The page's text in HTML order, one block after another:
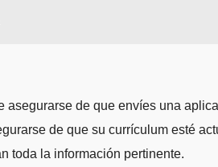
de que envíes una
de que su currículum esté
toda la información pertinente.